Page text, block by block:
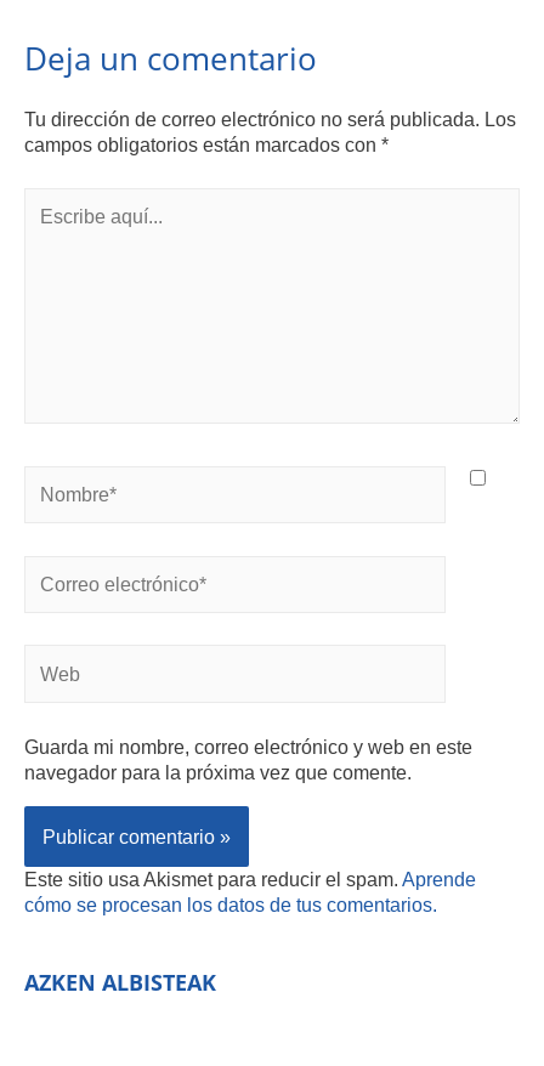
Deja un comentario
Tu dirección de correo electrónico no será publicada. Los
campos obligatorios están marcados con *
Guarda mi nombre, correo electrónico y web en este
navegador para la próxima vez que comente.
Este sitio usa Akismet para reducir el spam. Aprende
cómo se procesan los datos de tus comentarios.
AZKEN ALBISTEAK